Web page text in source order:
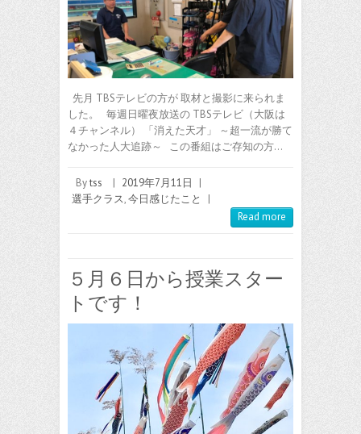
先月 TBSテレビの方が 取材と撮影に来られま
した。 毎週日曜夜放送の TBSテレビ（大阪は
４チャンネル） 「消えた天才」 ～超一流が勝て
なかった人大追跡～ この番組はご存知の方…
Bytss | 2019年7月11日
|
選手クラス,今日感じたこと
|
Read more
５月６日から授業スター
トです！